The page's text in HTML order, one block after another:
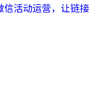
信活动运营，让链接